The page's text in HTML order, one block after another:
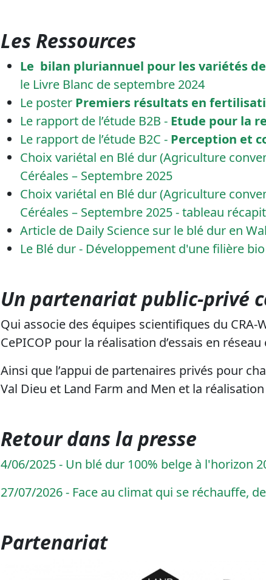
Les Ressources
Le bilan pluriannuel pour les variétés
le Livre Blanc de septembre 2024
Le poster Premiers résultats en
Le rapport de l’étude B2B - Etude pour la
Le rapport de l’étude B2C - Perception et
Choix variétal en Blé dur (Agriculture
Céréales – Septembre 2025
Choix variétal en Blé dur (Agriculture
Céréales – Septembre 2025- tableau
Article de Daily Science sur le blé dur en
Le Blé dur - Développement d'une filière
Un partenariat public-privé
Qui associe des équipes scientifiques du CRA-
CePICOP pour la réalisation d’essais en
Ainsi que l’appui de partenaires privés pour
Val Dieu et Land Farm and Men et la
Retour dans la presse
4/06/2025 - Un blé dur 100% belge à l'horizon
27/07/2026 - Face au climat qui se réchauffe,
Partenariat